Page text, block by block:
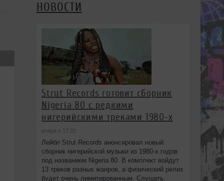
НОВОСТИ
Strut Records готовит сборник
Nigeria 80 с редкими
нигерийскими треками 1980-х
вчера в 17:32
Лейбл Strut Records анонсировал новый
сборник нигерийской музыки из 1980-х годов
под названием Nigeria 80. В комплект войдут
13 треков разных жанров, а физический релиз
будет очень лимитированным. Слушать.